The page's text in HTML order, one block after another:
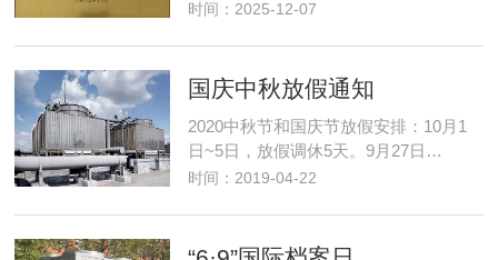
时间：2025-12-07
国庆中秋放假通知
2020中秋节和国庆节放假安排：10月1
日~5日，放假调休5天。9月27日…
时间：2019-04-22